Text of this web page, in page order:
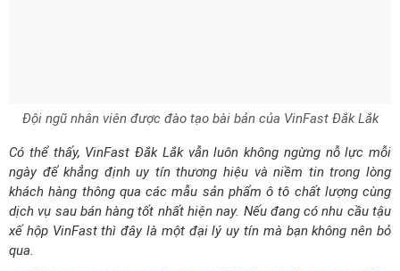
Đội ngũ nhân viên được đào tạo bài bản của VinFast Đắk Lắk
Có thể thấy, VinFast Đắk Lắk vẫn luôn không ngừng nỗ lực mỗi
ngày để khẳng định uy tín thương hiệu và niềm tin trong lòng
khách hàng thông qua các mẫu sản phẩm ô tô chất lượng cùng
dịch vụ sau bán hàng tốt nhất hiện nay. Nếu đang có nhu cầu tậu
xế hộp VinFast thì đây là một đại lý uy tín mà bạn không nên bỏ
qua.